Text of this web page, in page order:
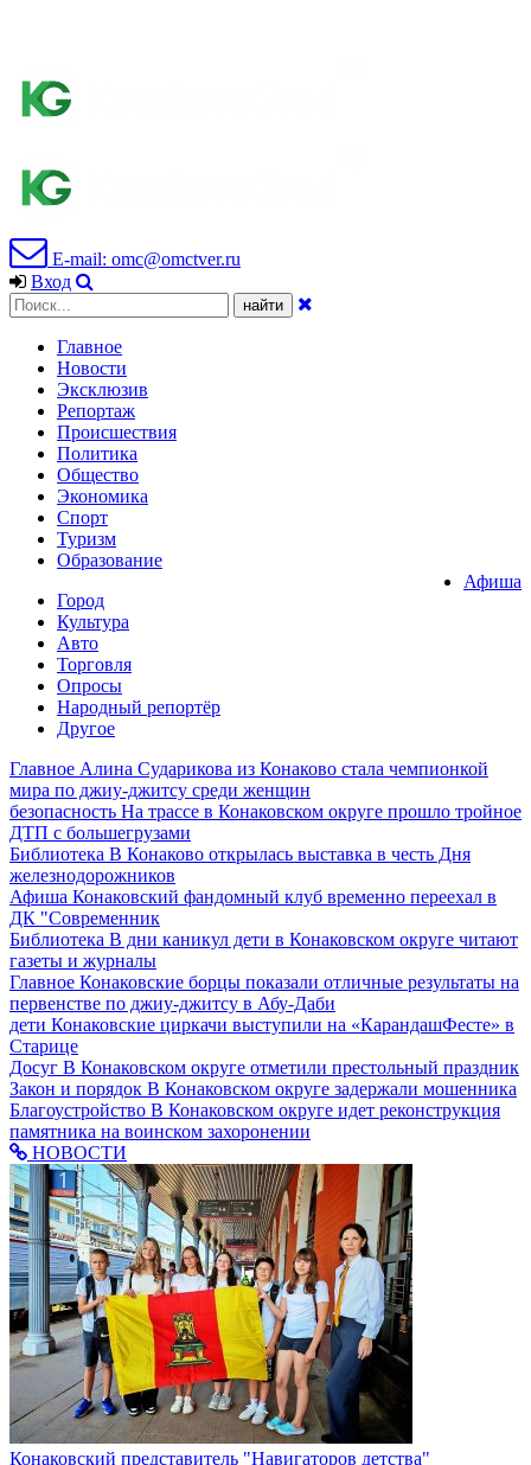
E-mail: omc@omctver.ru
Вход
Главное
Новости
Эксклюзив
Репортаж
Происшествия
Политика
Общество
Экономика
Спорт
Туризм
Образование
Афиша
Город
Культура
Авто
Торговля
Опросы
Народный репортёр
Другое
Главное Алина Сударикова из Конаково стала чемпионкой
мира по джиу-джитсу среди женщин
безопасность На трассе в Конаковском округе прошло тройное
ДТП с большегрузами
Библиотека В Конаково открылась выставка в честь Дня
железнодорожников
Афиша Конаковский фандомный клуб временно переехал в
ДК "Современник
Библиотека В дни каникул дети в Конаковском округе читают
газеты и журналы
Главное Конаковские борцы показали отличные результаты на
первенстве по джиу-джитсу в Абу-Даби
дети Конаковские циркачи выступили на «КарандашФесте» в
Старице
Досуг В Конаковском округе отметили престольный праздник
Закон и порядок В Конаковском округе задержали мошенника
Благоустройство В Конаковском округе идет реконструкция
памятника на воинском захоронении
НОВОСТИ
Конаковский представитель "Навигаторов детства"